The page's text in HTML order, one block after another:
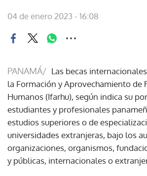
04 de enero 2023 - 16:08
PANAMÁ/ Las becas
la Formación y Aprovechamiento de
Humanos (Ifarhu), según indica su
estudiantes y profesionales
estudios superiores o de
universidades extranjeras, bajo los
organizaciones, organismos,
y públicas, internacionales o